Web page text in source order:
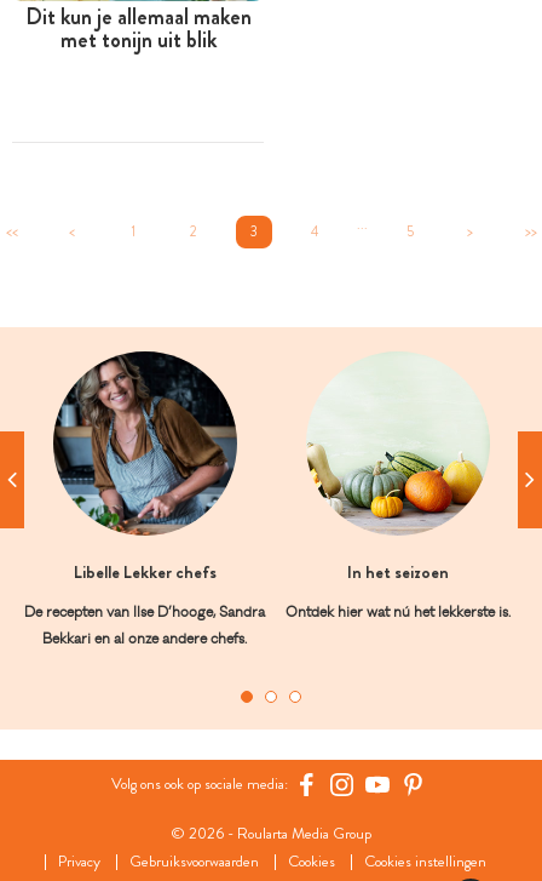
Dit kun je allemaal maken
met tonijn uit blik
<< < 1 2 3 4 ... 5 > >>
Libelle Lekker chefs
De recepten van Ilse D’hooge, Sandra
Bekkari en al onze andere chefs.
In het seizoen
Ontdek hier wat nú het lekkerste is.
Volg ons ook op sociale media:
© 2026 - Roularta Media Group
Privacy
Gebruiksvoorwaarden Cookies Cookies instellingen